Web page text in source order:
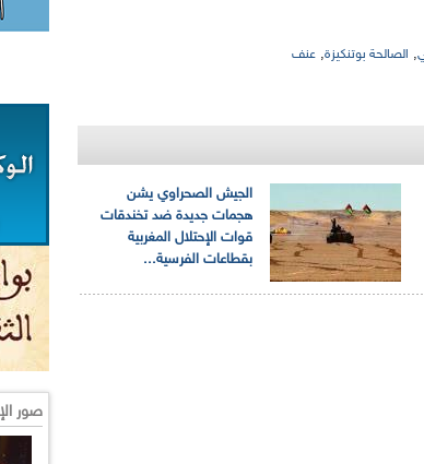
, الصالحة بوتنكيزة, عنف
الجيش الصحراوي يشن
هجمات جديدة ضد تخندقات
قوات الإحتلال المغربية
بقطاعات الفرسية...
صور